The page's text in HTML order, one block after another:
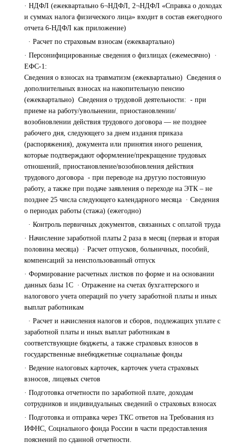
· НДФЛ (ежеквартально 6¬НДФЛ, 2¬НДФЛ «Справка о доходах
и суммах налога физического лица» входит в состав ежегодного
отчета 6-НДФЛ как приложение)
· Расчет по страховым взносам (ежеквартально)
· Персонифицированные сведения о физлицах (ежемесячно) ·
ЕФС-1:
Сведения о взносах на травматизм (ежеквартально) Сведения о
дополнительных взносах на накопительную пенсию
(ежеквартально) Сведения о трудовой деятельности: - при
приеме на работу/увольнении, приостановлении/
возобновлении действия трудового договора — не позднее
рабочего дня, следующего за днем издания приказа
(распоряжения), документа или принятия иного решения,
которые подтверждают оформление/прекращение трудовых
отношений, приостановление/возобновления действия
трудового договора - при переводе на другую постоянную
работу, а также при подаче заявления о переходе на ЭТК – не
позднее 25 числа следующего календарного месяца · Сведения
о периодах работы (стажа) (ежегодно)
· Контроль первичных документов, связанных с оплатой труда
· Начисление заработной платы 2 раза в месяц (первая и вторая
половина месяца) · Расчет отпусков, больничных, пособий,
компенсаций за неиспользованный отпуск
· Формирование расчетных листков по форме и на основании
данных базы 1С · Отражение на счетах бухгалтерского и
налогового учета операций по учету заработной платы и иных
выплат работникам
· Расчет и начисления налогов и сборов, подлежащих уплате с
заработной платы и иных выплат работникам в
соответствующие бюджеты, а также страховых взносов в
государственные внебюджетные социальные фонды
· Ведение налоговых карточек, карточек учета страховых
взносов, лицевых счетов
· Подготовка отчетности по заработной плате, доходам
сотрудников и индивидуальных сведений о страховых взносах
· Подготовка и отправка через ТКС ответов на Требования из
ИФНС, Социального фонда России в части предоставления
пояснений по сданной отчетности.